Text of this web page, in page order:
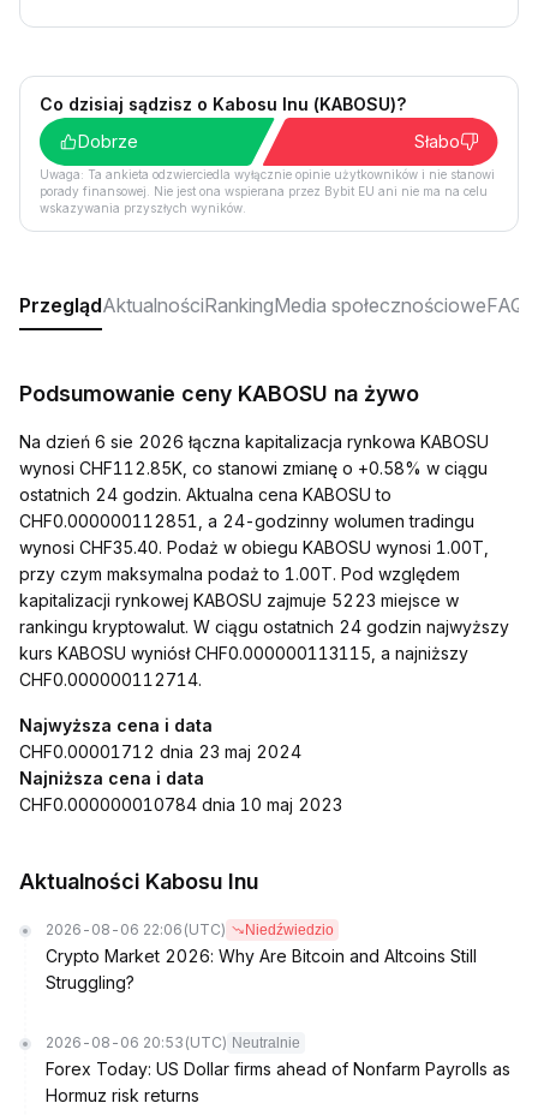
Co dzisiaj sądzisz o Kabosu Inu (KABOSU)?
Dobrze
Słabo
Uwaga: Ta ankieta odzwierciedla wyłącznie opinie użytkowników i nie stanowi
porady finansowej. Nie jest ona wspierana przez Bybit EU ani nie ma na celu
wskazywania przyszłych wyników.
PrzeglądAktualnościRankingMedia społecznościoweFAQ
Podsumowanie ceny KABOSU na żywo
Na dzień 6 sie 2026 łączna kapitalizacja rynkowa KABOSU
wynosi CHF112.85K, co stanowi zmianę o +0.58% w ciągu
ostatnich 24 godzin. Aktualna cena KABOSU to
CHF0.000000112851, a 24-godzinny wolumen tradingu
wynosi CHF35.40. Podaż w obiegu KABOSU wynosi 1.00T,
przy czym maksymalna podaż to 1.00T. Pod względem
kapitalizacji rynkowej KABOSU zajmuje 5223 miejsce w
rankingu kryptowalut. W ciągu ostatnich 24 godzin najwyższy
kurs KABOSU wyniósł CHF0.000000113115, a najniższy
CHF0.000000112714.
Najwyższa cena i data
CHF0.00001712 dnia 23 maj 2024
Najniższa cena i data
CHF0.000000010784 dnia 10 maj 2023
Aktualności Kabosu Inu
2026-08-06 22:06 (UTC) Niedźwiedzio
Crypto Market 2026: Why Are Bitcoin and Altcoins Still
Struggling?
2026-08-06 20:53 (UTC) Neutralnie
Forex Today: US Dollar firms ahead of Nonfarm Payrolls as
Hormuz risk returns